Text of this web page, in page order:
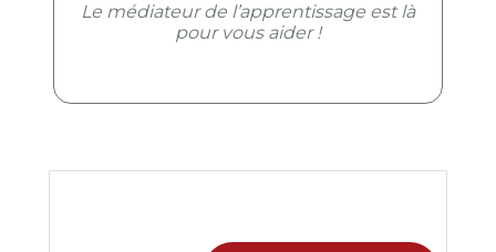
Le médiateur de l’apprentissage est là
pour vous aider !